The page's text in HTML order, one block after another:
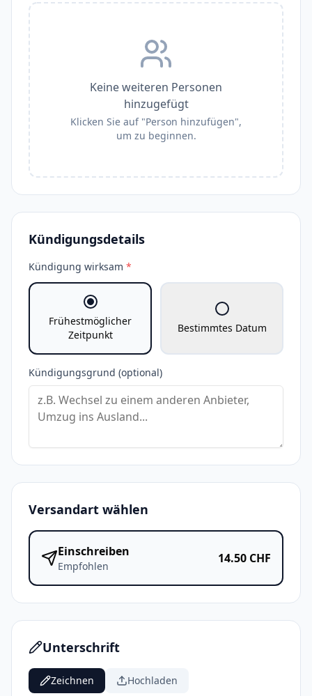
Keine weiteren Personen
hinzugefügt
Klicken Sie auf "Person hinzufügen",
um zu beginnen.
Kündigungsdetails
Kündigung wirksam *
Frühestmöglicher
Zeitpunkt
Bestimmtes Datum
Kündigungsgrund (optional)
Versandart wählen
Einschreiben
Empfohlen
14.50 CHF
Unterschrift
Zeichnen Hochladen